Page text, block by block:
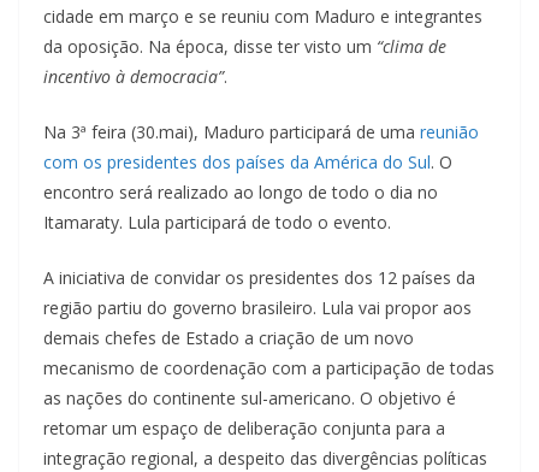
cidade em março e se reuniu com Maduro e integrantes
da oposição. Na época, disse ter visto um “clima de
incentivo à democracia”.
Na 3ª feira (30.mai), Maduro participará de uma reunião
com os presidentes dos países da América do Sul. O
encontro será realizado ao longo de todo o dia no
Itamaraty. Lula participará de todo o evento.
A iniciativa de convidar os presidentes dos 12 países da
região partiu do governo brasileiro. Lula vai propor aos
demais chefes de Estado a criação de um novo
mecanismo de coordenação com a participação de todas
as nações do continente sul-americano. O objetivo é
retomar um espaço de deliberação conjunta para a
integração regional, a despeito das divergências políticas